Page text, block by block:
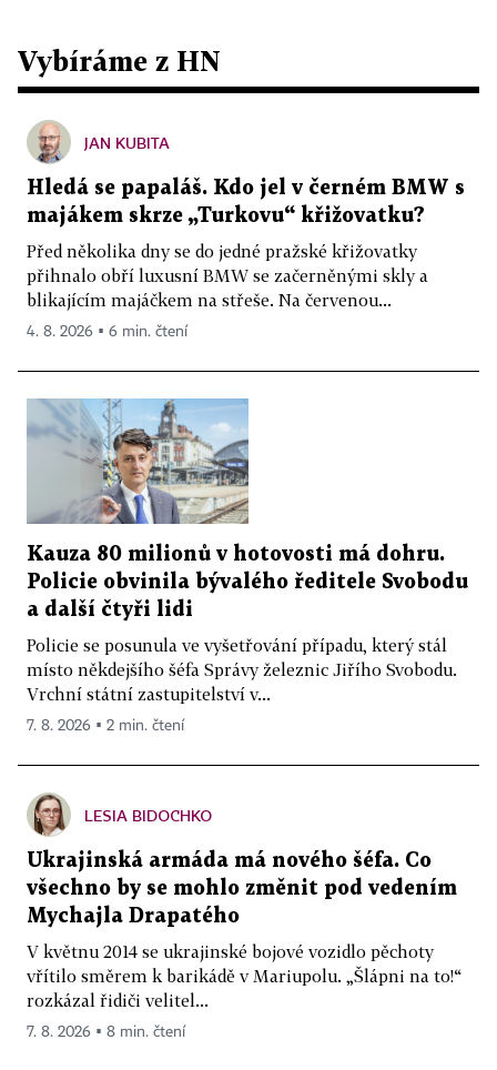
Vybíráme z HN
JAN KUBITA
Hledá se papaláš. Kdo jel v černém BMW s
majákem skrze „Turkovu“ křižovatku?
Před několika dny se do jedné pražské křižovatky
přihnalo obří luxusní BMW se začerněnými skly a
blikajícím majáčkem na střeše. Na červenou...
4. 8. 2026 ▪ 6 min. čtení
Kauza 80 milionů v hotovosti má dohru.
Policie obvinila bývalého ředitele Svobodu
a další čtyři lidi
Policie se posunula ve vyšetřování případu, který stál
místo někdejšího šéfa Správy železnic Jiřího Svobodu.
Vrchní státní zastupitelství v...
7. 8. 2026 ▪ 2 min. čtení
LESIA BIDOCHKO
Ukrajinská armáda má nového šéfa. Co
všechno by se mohlo změnit pod vedením
Mychajla Drapatého
V květnu 2014 se ukrajinské bojové vozidlo pěchoty
vřítilo směrem k barikádě v Mariupolu. „Šlápni na to!“
rozkázal řidiči velitel...
7. 8. 2026 ▪ 8 min. čtení